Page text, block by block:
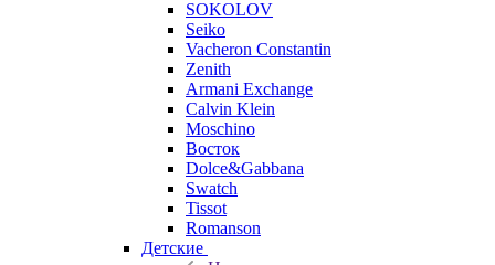
SOKOLOV
Seiko
Vacheron Constantin
Zenith
Armani Exchange
Calvin Klein
Moschino
Восток
Dolce&Gabbana
Swatch
Tissot
Romanson
Детские